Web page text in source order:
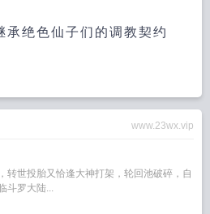
承绝色仙子们的调教契约
www.23wx.vip
转世投胎又恰逢大神打架，轮回池破碎，自
斗罗大陆...